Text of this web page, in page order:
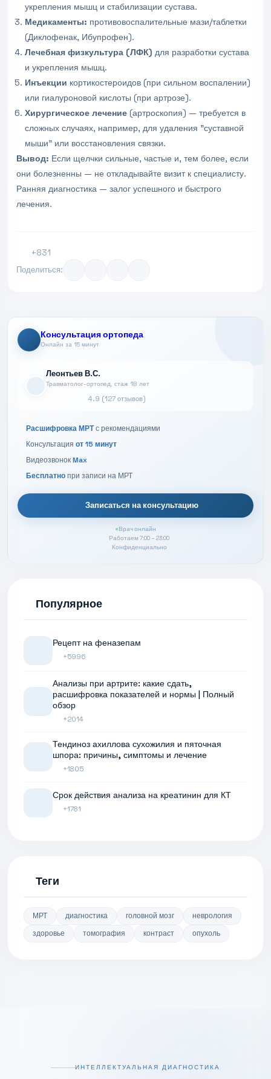
укрепления мышц и стабилизации сустава.
Медикаменты: противовоспалительные мази/таблетки
(Диклофенак, Ибупрофен).
Лечебная физкультура (ЛФК) для разработки сустава
и укрепления мышц.
Инъекции кортикостероидов (при сильном воспалении)
или гиалуроновой кислоты (при артрозе).
Хирургическое лечение (артроскопия) — требуется в
сложных случаях, например, для удаления "суставной
мыши" или восстановления связки.
Вывод: Если щелчки сильные, частые и, тем более, если
они болезненны — не откладывайте визит к специалисту.
Ранняя диагностика — залог успешного и быстрого
лечения.
+831
Поделиться:
Консультация ортопеда
Онлайн за 15 минут
Леонтьев В.С.
Травматолог-ортопед, стаж 18 лет
4.9 (127 отзывов)
Расшифровка МРТс рекомендациями
Консультация от 15 минут
Видеозвонок Max
Бесплатно при записи на МРТ
Записаться на консультацию
Врач онлайн
Работаем 7:00 – 23:00
Конфиденциально
Популярное
Рецепт на феназепам
+5996
Анализы при артрите: какие сдать,
расшифровка показателей и нормы | Полный
обзор
+2014
Тендиноз ахиллова сухожилия и пяточная
шпора: причины, симптомы и лечение
+1805
Срок действия анализа на креатинин для КТ
+1781
Теги
МРТ диагностика головной мозг
неврология
здоровье
томография контраст опухоль
ИНТЕЛЛЕКТУАЛЬНАЯ ДИАГНОСТИКА